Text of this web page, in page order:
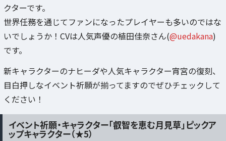
クターです。
世界任務を通じてファンになったプレイヤーも多いのではな
いでしょうか！CVは人気声優の植田佳奈さん(@uedakana)
です。
新キャラクターのナヒーダや人気キャラクター宵宮の復刻、
目白押しなイベント祈願が揃ってますのでぜひチェックして
ください！
イベント祈願・キャラクター「叡智を恵む月見草」ピックア
ップキャラクター（★5）